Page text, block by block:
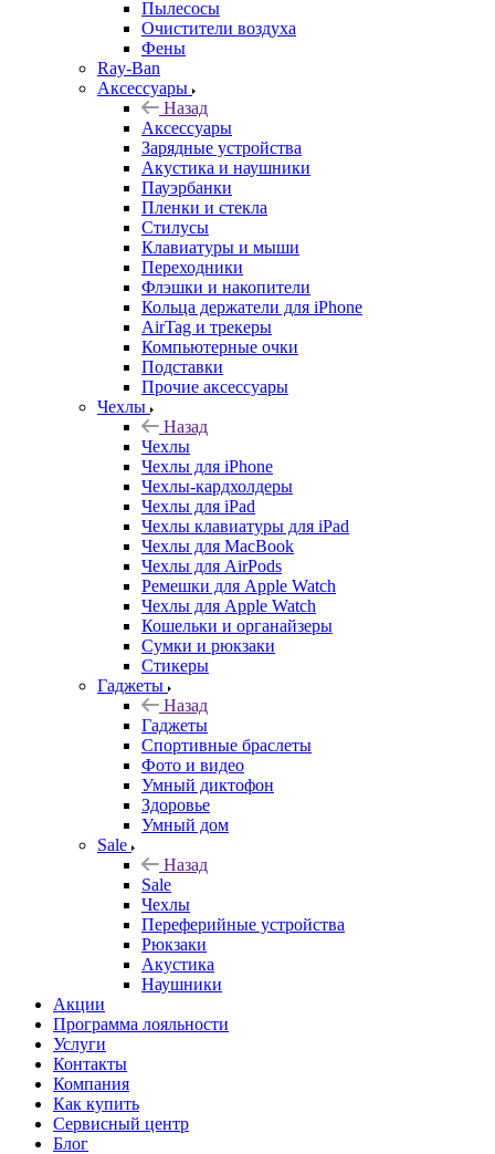
Пылесосы
Очистители воздуха
Фены
Ray-Ban
Аксессуары
Назад
Аксессуары
Зарядные устройства
Акустика и наушники
Пауэрбанки
Пленки и стекла
Стилусы
Клавиатуры и мыши
Переходники
Флэшки и накопители
Кольца держатели для iPhone
AirTag и трекеры
Компьютерные очки
Подставки
Прочие аксессуары
Чехлы
Назад
Чехлы
Чехлы для iPhone
Чехлы-кардхолдеры
Чехлы для iPad
Чехлы клавиатуры для iPad
Чехлы для MacBook
Чехлы для AirPods
Ремешки для Apple Watch
Чехлы для Apple Watch
Кошельки и органайзеры
Сумки и рюкзаки
Стикеры
Гаджеты
Назад
Гаджеты
Спортивные браслеты
Фото и видео
Умный диктофон
Здоровье
Умный дом
Sale
Назад
Sale
Чехлы
Переферийные устройства
Рюкзаки
Акустика
Наушники
Акции
Программа лояльности
Услуги
Контакты
Компания
Как купить
Сервисный центр
Блог